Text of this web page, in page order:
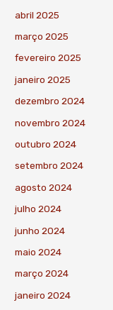
abril 2025
março 2025
fevereiro 2025
janeiro 2025
dezembro 2024
novembro 2024
outubro 2024
setembro 2024
agosto 2024
julho 2024
junho 2024
maio 2024
março 2024
janeiro 2024